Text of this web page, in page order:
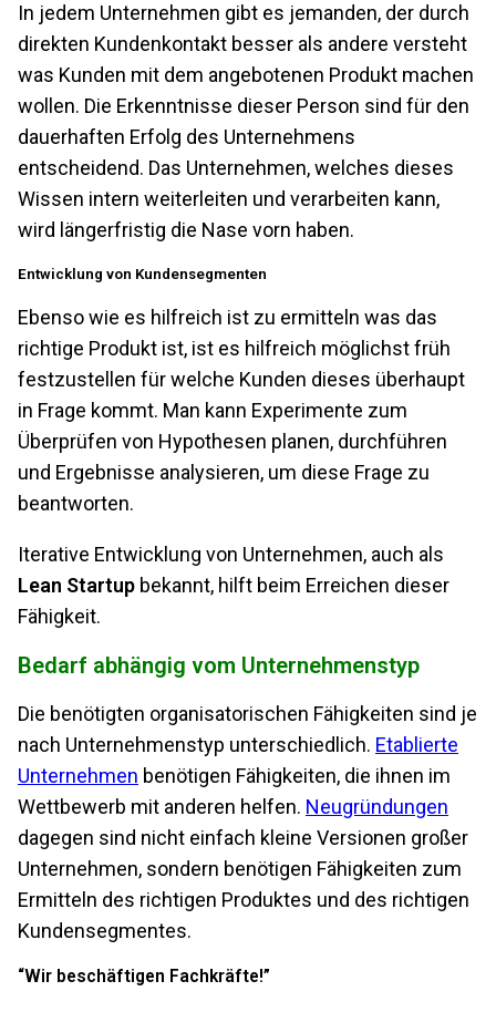
In jedem Unternehmen gibt es jemanden, der durch
direkten Kundenkontakt besser als andere versteht
was Kunden mit dem angebotenen Produkt machen
wollen. Die Erkenntnisse dieser Person sind für den
dauerhaften Erfolg des Unternehmens
entscheidend. Das Unternehmen, welches dieses
Wissen intern weiterleiten und verarbeiten kann,
wird längerfristig die Nase vorn haben.
Entwicklung von Kundensegmenten
Ebenso wie es hilfreich ist zu ermitteln was das
richtige Produkt ist, ist es hilfreich möglichst früh
festzustellen für welche Kunden dieses überhaupt
in Frage kommt. Man kann Experimente zum
Überprüfen von Hypothesen planen, durchführen
und Ergebnisse analysieren, um diese Frage zu
beantworten.
Iterative Entwicklung von Unternehmen, auch als
Lean Startup bekannt, hilft beim Erreichen dieser
Fähigkeit.
Bedarf abhängig vom Unternehmenstyp
Die benötigten organisatorischen Fähigkeiten sind je
nach Unternehmenstyp unterschiedlich. Etablierte
Unternehmen benötigen Fähigkeiten, die ihnen im
Wettbewerb mit anderen helfen. Neugründungen
dagegen sind nicht einfach kleine Versionen großer
Unternehmen, sondern benötigen Fähigkeiten zum
Ermitteln des richtigen Produktes und des richtigen
Kundensegmentes.
“Wir beschäftigen Fachkräfte!”